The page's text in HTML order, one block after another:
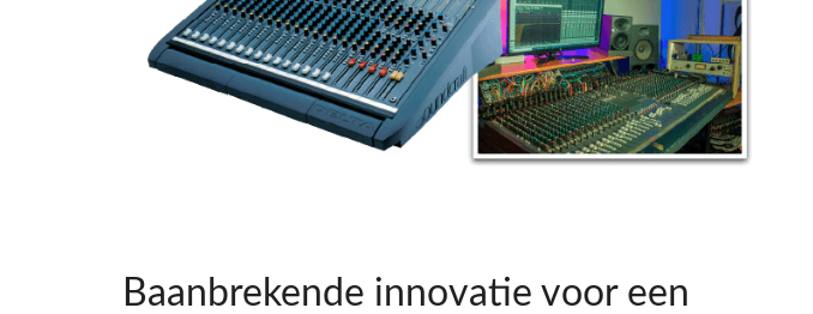
Baanbrekende innovatie voor een